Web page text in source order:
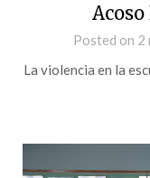
Posted on 2
La violencia en la